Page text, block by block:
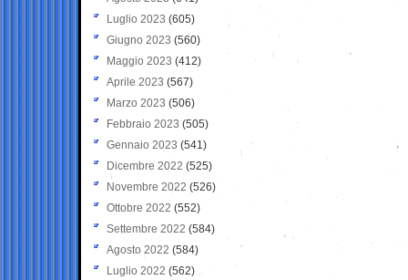
Luglio 2023 (605)
Giugno 2023 (560)
Maggio 2023 (412)
Aprile 2023 (567)
Marzo 2023 (506)
Febbraio 2023 (505)
Gennaio 2023 (541)
Dicembre 2022 (525)
Novembre 2022 (526)
Ottobre 2022 (552)
Settembre 2022 (584)
Agosto 2022 (584)
Luglio 2022 (562)